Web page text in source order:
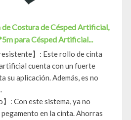
Costura de Césped Artificial,
para Césped Artificial...
】: Este rollo de cinta
cuenta con un fuerte
su aplicación. Además, es no
】: Con este sistema, ya no
en la cinta. Ahorras